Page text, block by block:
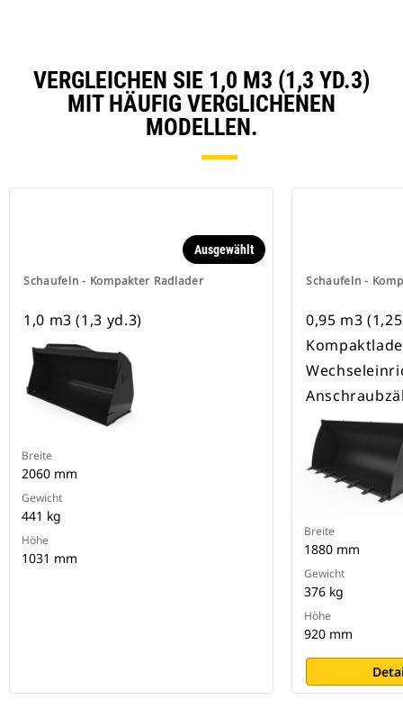
VERGLEICHEN SIE 1,0 M3 (1,3 YD.3)
MIT HÄUFIG VERGLICHENEN
MODELLEN.
Schaufeln - Kompakter Radlader
Ausgewählt
1,0 m3 (1,3 yd.3)
Breite
2060 mm
Gewicht
441 kg
Höhe
1031 mm
Schaufeln -
0,95 m3
Breite
1880 mm
Gewicht
376 kg
Höhe
920 mm